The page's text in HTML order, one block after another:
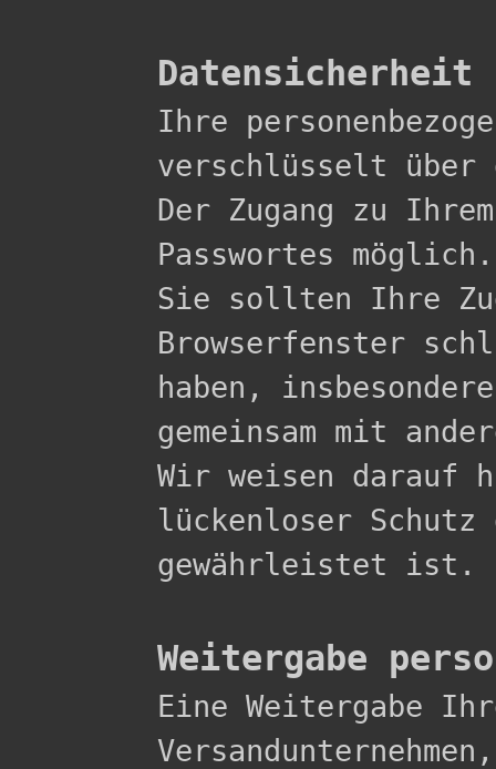
Datensicherheit
Ihre
verschlüsselt über
Der Zugang zu
Passwortes möglich.
Sie sollten Ihre
Browserfenster
haben,
gemeinsam mit
Wir weisen darauf
lückenloser
gewährleistet ist.
Weitergabe
Eine Weitergabe